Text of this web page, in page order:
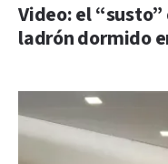
Video: el
ladrón dormido